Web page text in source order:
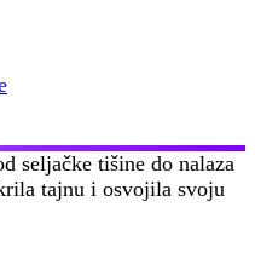
seljačke tišine do nalaza
tajnu i osvojila svoju